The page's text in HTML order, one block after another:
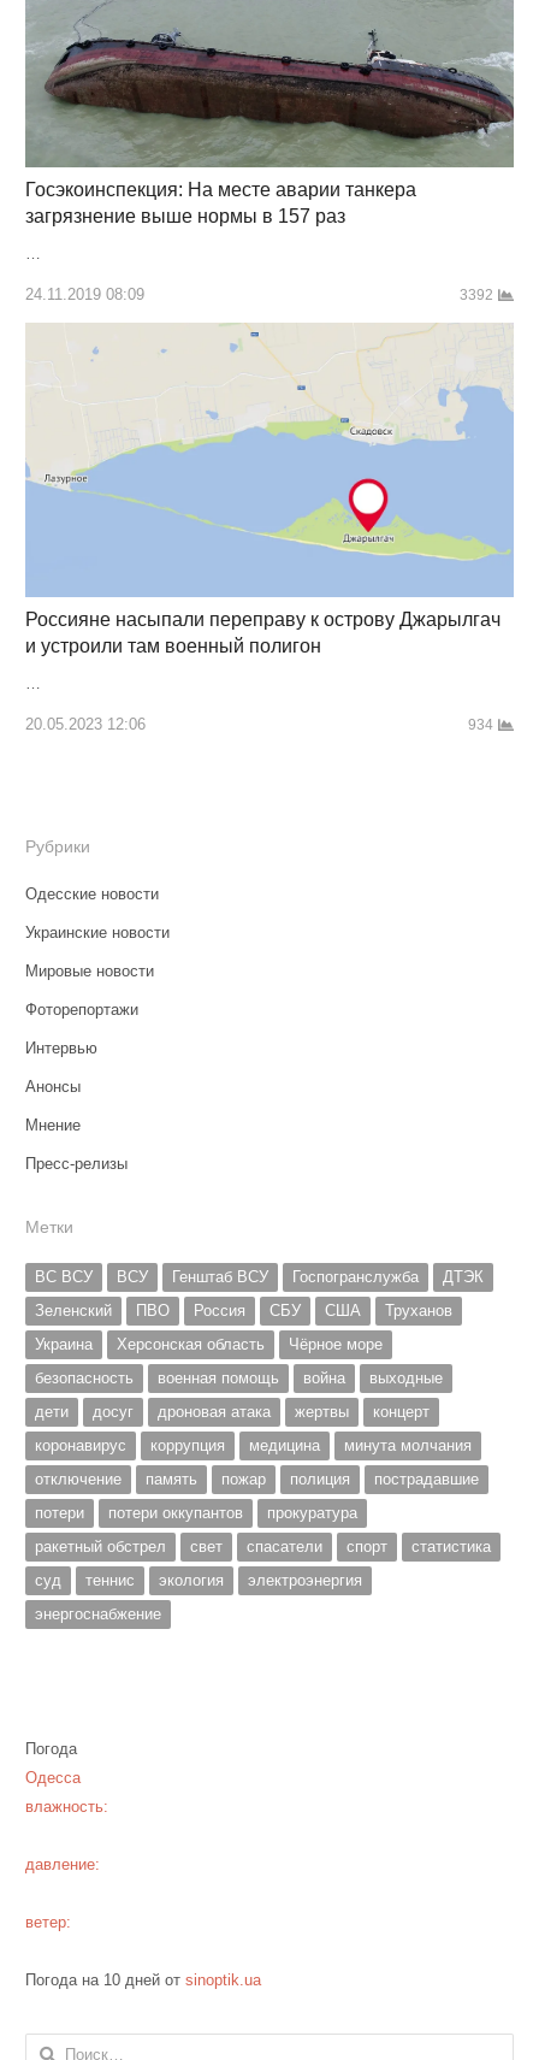
Госэкоинспекция: На месте аварии танкера
загрязнение выше нормы в 157 раз
24.11.2019 08:09 3392
Россияне насыпали переправу к острову Джарылгач
и устроили там военный полигон
…
20.05.2023 12:06 934
Рубрики
Одесские новости
Украинские новости
Мировые новости
Фоторепортажи
Интервью
Анонсы
Мнение
Пресс-релизы
Метки
ВС ВСУ ВСУ Генштаб ВСУ Госпогранслужба
ДТЭК
Зеленский
ПВО Россия СБУ США
Труханов
Украина
Херсонская область
Чёрное море
безопасность
военная помощь война
выходные
дети
досуг дроновая атака жертвы
концерт
коронавирус
коррупция медицина
минута молчания
отключение
память пожар полиция
пострадавшие
потери
потери оккупантов
прокуратура
ракетный обстрел
свет спасатели спорт
статистика
суд
теннис экология
электроэнергия
энергоснабжение
Погода
Одесса
влажность:
давление:
ветер:
Погода на 10 дней от sinoptik.ua
Найти: